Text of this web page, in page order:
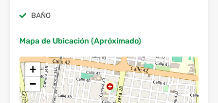
BAÑO
Mapa de Ubicación (Apróximado)
+
−